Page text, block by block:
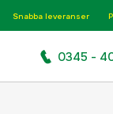
Snabba leveranser
0345 -